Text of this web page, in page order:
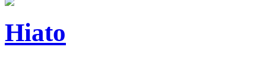
Hiato